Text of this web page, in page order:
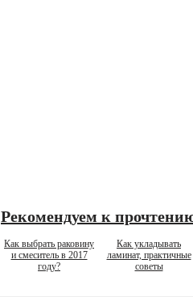
Рекомендуем к
Как выбрать раковину
и смеситель в 2017
году?
Как укладывать
ламинат, практичные
советы